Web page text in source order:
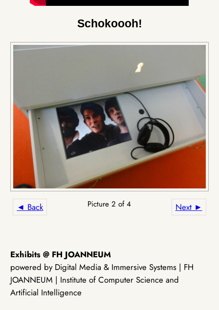
Schokoooh!
◄ Back Next ►
Picture 2 of 4
Exhibits @ FH JOANNEUM
powered by Digital Media & Immersive Systems | FH
JOANNEUM | Institute of Computer Science and
Artificial Intelligence